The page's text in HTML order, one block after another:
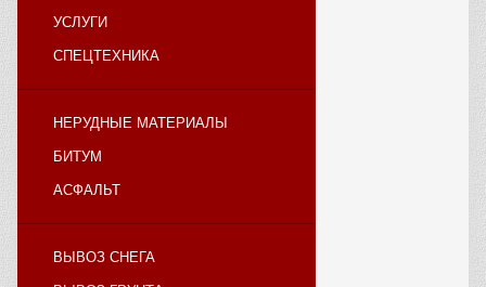
УСЛУГИ
СПЕЦТЕХНИКА
НЕРУДНЫЕ МАТЕРИАЛЫ
БИТУМ
АСФАЛЬТ
ВЫВОЗ СНЕГА